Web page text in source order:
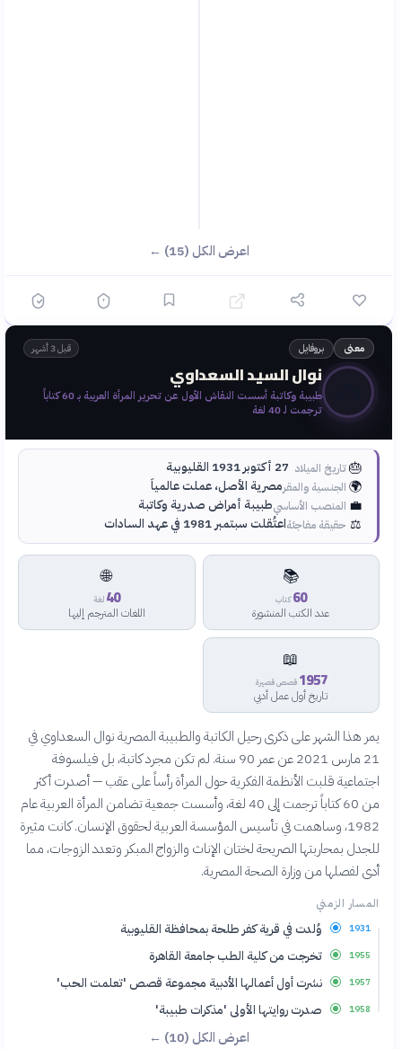
اعرض الكل (15) ←
معنى بروفايل قبل 3 أشهر
نوال السيد السعداوي
طبيبة وكاتبة أسست النقاش الأول عن تحرير المرأة العربية بـ 60 كتاباً
ترجمت لـ 40 لغة
🎂تاريخ الميلاد 27 أكتوبر 1931 القليوبية
🌍 الجنسية والمقرمصرية الأصل، عملت عالمياً
💼 المنصب الأساسيطبيبة أمراض صدرية وكاتبة
⚖️ حقيقة مفاجئةاعتُقلت سبتمبر 1981 في عهد السادات
📚
60كتاب
عدد الكتب المنشورة
🌐
40 لغة
اللغات المترجم إليها
📖
1957 قصص قصيرة
تاريخ أول عمل أدبي
يمر هذا الشهر على ذكرى رحيل الكاتبة والطبيبة المصرية نوال السعداوي في
21 مارس 2021 عن عمر 90 سنة. لم تكن مجرد كاتبة، بل فيلسوفة
اجتماعية قلبت الأنظمة الفكرية حول المرأة رأساً على عقب — أصدرت أكثر
من 60 كتاباً ترجمت إلى 40 لغة، وأسست جمعية تضامن المرأة العربية عام
1982، وساهمت في تأسيس المؤسسة العربية لحقوق الإنسان. كانت مثيرة
للجدل بمحاربتها الصريحة لختان الإناث والزواج المبكر وتعدد الزوجات، مما
أدى لفصلها من وزارة الصحة المصرية.
المسار الزمني
1931 وُلدت في قرية كفر طلحة بمحافظة القليوبية
1955 تخرجت من كلية الطب جامعة القاهرة
1957 نشرت أول أعمالها الأدبية مجموعة قصص 'تعلمت الحب'
1958 صدرت روايتها الأولى 'مذكرات طبيبة'
اعرض الكل (10) ←